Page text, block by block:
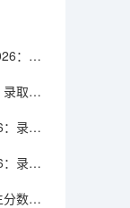
内蒙古交通职业技术学院投档线2026：录取分数线、费用与入学手续详解
内蒙古警察职业学院投档线2026：录取分数线、费用与入学手续详解
江苏海事职业技术学院投档线2026：录取分数线、费用与入学手续详解
无锡商业职业技术学院投档线2026：录取分数线、费用与入学手续详解
广西农业职业技术大学2026年招生分数线预测：报到流程与生活费用指南